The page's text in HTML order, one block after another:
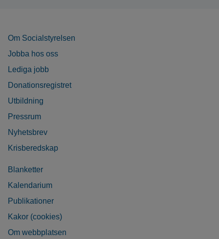
Om Socialstyrelsen
Jobba hos oss
Lediga jobb
Donationsregistret
Utbildning
Pressrum
Nyhetsbrev
Krisberedskap
Blanketter
Kalendarium
Publikationer
Kakor (cookies)
Om webbplatsen